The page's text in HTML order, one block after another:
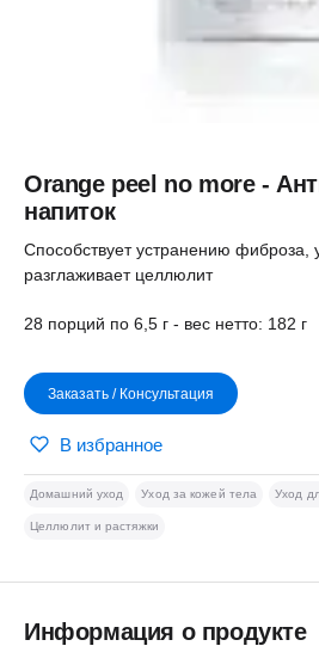
Orange peel no more -
напиток
Способствует устранению фиброза,
разглаживает целлюлит
28 порций по 6,5 г - вес нетто: 182 г
Заказать / Консультация
В избранное
Домашний уход Уход за кожей тела Уход
Целлюлит и растяжки
Информация о продукте